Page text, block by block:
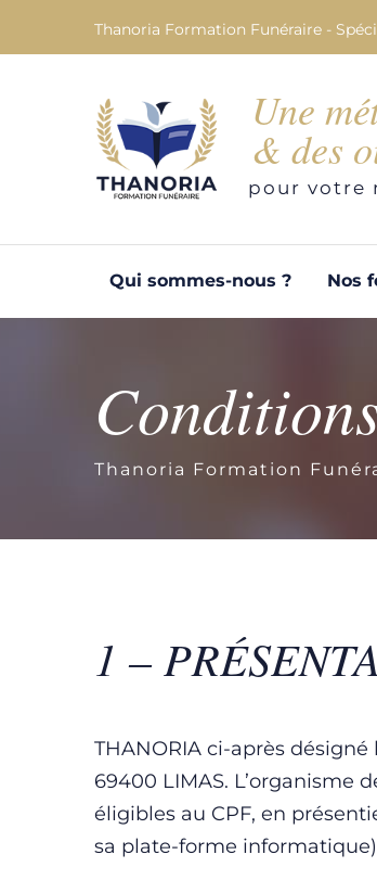
Thanoria Formation Funéraire -
Une
& des
pour votre
Qui sommes-nous ? Nos
Thanoria Formation
1 –
THANORIA ci-après
69400 LIMAS. L’organisme
éligibles au CPF, en
sa plate-forme